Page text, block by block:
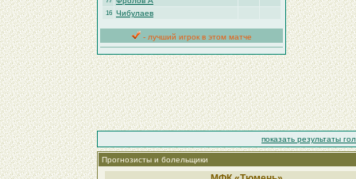
16 Чибулаев
- лучший игрок в этом матче
показать результаты
Прогнозисты и болельщики